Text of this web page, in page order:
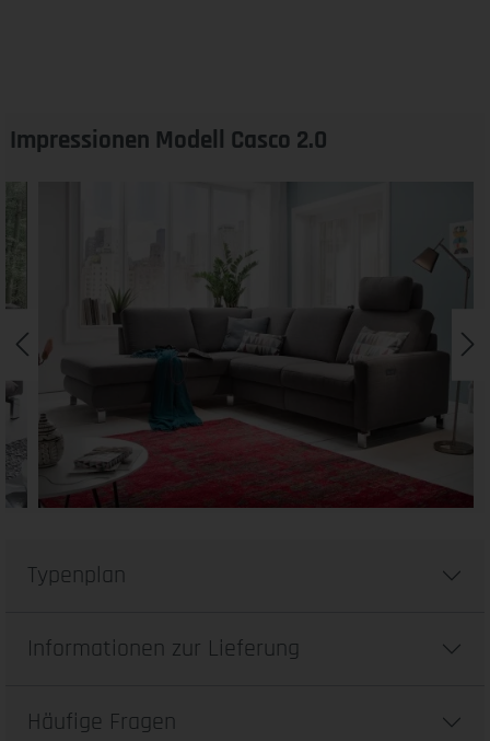
Impressionen Modell Casco 2.0
Typenplan
Informationen zur Lieferung
Häufige Fragen